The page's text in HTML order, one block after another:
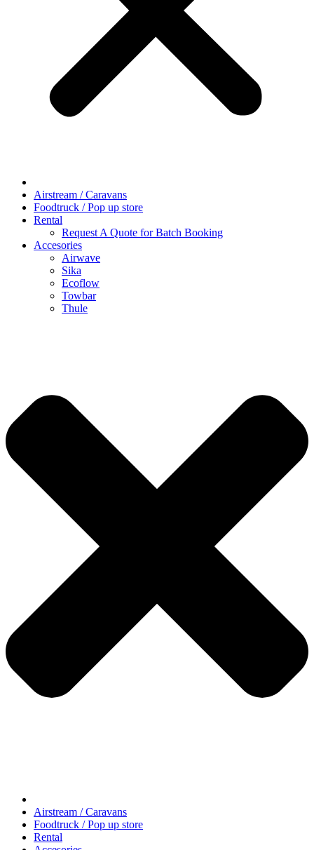
Airstream / Caravans
Foodtruck / Pop up store
Rental
Request A Quote for Batch Booking
Accesories
Airwave
Sika
Ecoflow
Towbar
Thule
Airstream / Caravans
Foodtruck / Pop up store
Rental